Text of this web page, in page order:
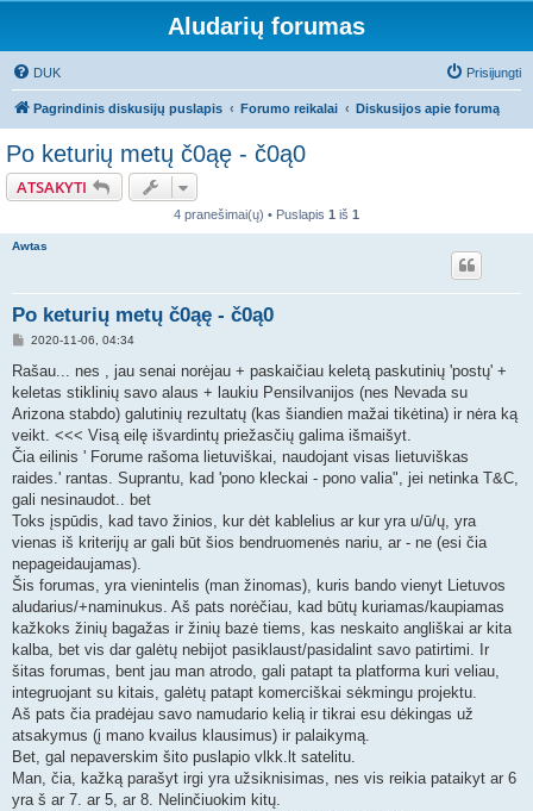
Aludarių forumas
DUK Prisijungti
Pagrindinis diskusijų puslapis Forumo reikalai Diskusijos apie forumą
Po keturių metų č0ąę - č0ą0
ATSAKYTI
4 pranešimai(ų) • Puslapis 1 iš 1
Awtas
Po keturių metų č0ąę - č0ą0
S
a
d
a
t
i
ė
2020-11-06, 04:34
Rašau... nes , jau senai norėjau + paskaičiau keletą paskutinių 'postų' +
keletas stiklinių savo alaus + laukiu Pensilvanijos (nes Nevada su
Arizona stabdo) galutinių rezultatų (kas šiandien mažai tikėtina) ir nėra ką
veikt. <<< Visą eilę išvardintų priežasčių galima išmaišyt.
Čia eilinis ' Forume rašoma lietuviškai, naudojant visas lietuviškas
raides.' rantas. Suprantu, kad 'pono kleckai - pono valia", jei netinka T&C,
gali nesinaudot.. bet
Toks įspūdis, kad tavo žinios, kur dėt kablelius ar kur yra u/ū/ų, yra
vienas iš kriterijų ar gali būt šios bendruomenės nariu, ar - ne (esi čia
nepageidaujamas).
Šis forumas, yra vienintelis (man žinomas), kuris bando vienyt Lietuvos
aludarius/+naminukus. Aš pats norėčiau, kad būtų kuriamas/kaupiamas
kažkoks žinių bagažas ir žinių bazė tiems, kas neskaito angliškai ar kita
kalba, bet vis dar galėtų nebijot pasiklaust/pasidalint savo patirtimi. Ir
šitas forumas, bent jau man atrodo, gali patapt ta platforma kuri veliau,
integruojant su kitais, galėtų patapt komerciškai sėkmingu projektu.
Aš pats čia pradėjau savo namudario kelią ir tikrai esu dėkingas už
atsakymus (į mano kvailus klausimus) ir palaikymą.
Bet, gal nepaverskim šito puslapio vlkk.lt satelitu.
Man, čia, kažką parašyt irgi yra užsiknisimas, nes vis reikia pataikyt ar 6
yra š ar 7. ar 5, ar 8. Nelinčiuokim kitų.